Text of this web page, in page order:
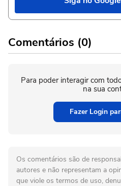
Comentários (0)
Para poder interagir com
na sua
Fazer Login
Os comentários são de
autores e não representam a
que viole os termos de uso,